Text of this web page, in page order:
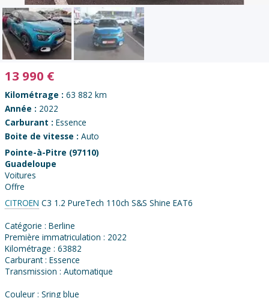
13 990 €
Kilométrage : 63 882 km
Année : 2022
Carburant : Essence
Boite de vitesse : Auto
Pointe-à-Pitre (97110)
Guadeloupe
Voitures
Offre
CITROEN C3 1.2 PureTech 110ch S&S Shine EAT6
Catégorie : Berline
Première immatriculation : 2022
Kilométrage : 63882
Carburant : Essence
Transmission : Automatique
Couleur : Sring blue